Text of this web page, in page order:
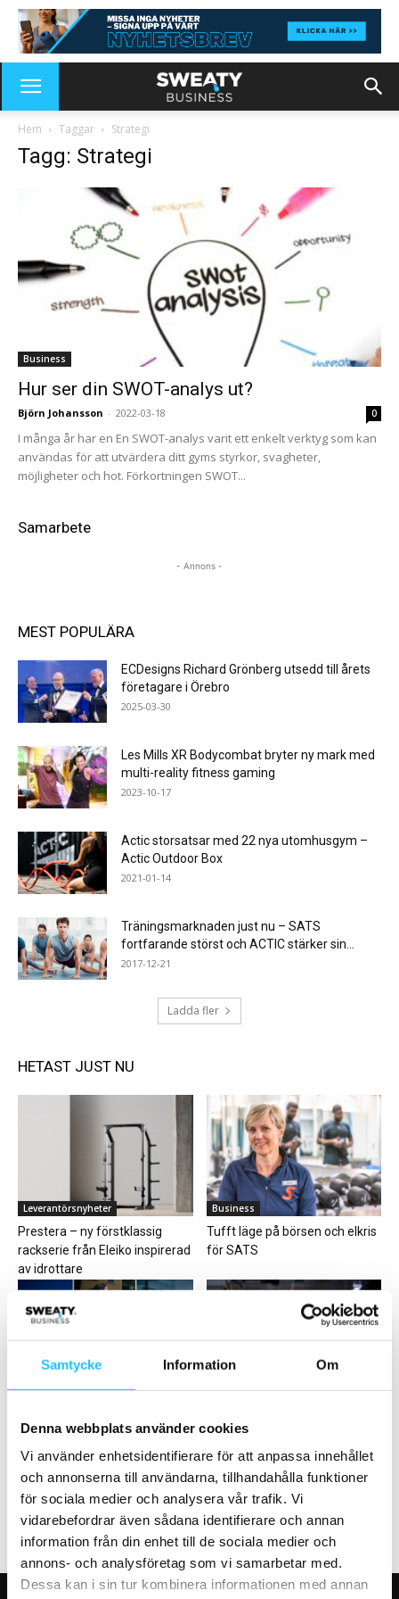
Samtycke Information Om
Denna webbplats använder cookies
Vi använder enhetsidentifierare för att anpassa innehållet
och annonserna till användarna, tillhandahålla funktioner
för sociala medier och analysera vår trafik. Vi
vidarebefordrar även sådana identifierare och annan
information från din enhet till de sociala medier och
annons- och analysföretag som vi samarbetar med.
Dessa kan i sin tur kombinera informationen med annan
Hem Taggar Strategi
Tagg: Strategi
Business
Hur ser din SWOT-analys ut?
Björn Johansson - 2022-03-18 0
I många år har en En SWOT-analys varit ett enkelt verktyg som kan
användas för att utvärdera ditt gyms styrkor, svagheter,
möjligheter och hot. Förkortningen SWOT...
Samarbete
- Annons -
MEST POPULÄRA
ECDesigns Richard Grönberg utsedd till årets
företagare i Örebro
2025-03-30
Les Mills XR Bodycombat bryter ny mark med
multi-reality fitness gaming
2023-10-17
Actic storsatsar med 22 nya utomhusgym –
Actic Outdoor Box
2021-01-14
Träningsmarknaden just nu – SATS
fortfarande störst och ACTIC stärker sin...
2017-12-21
Ladda fler
HETAST JUST NU
Leverantörsnyheter
Prestera – ny förstklassig
rackserie från Eleiko inspirerad
av idrottare
Business
Tufft läge på börsen och elkris
för SATS
Business
träningsekosystem genom
förvärven av TrainHeroic och
TrainingPeaks
Business
Träningschef